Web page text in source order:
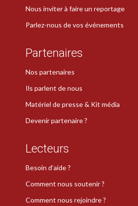
Nous inviter à faire un reportage
Parlez-nous de vos événements
Partenaires
Nos partenaires
Ils parlent de nous
Matériel de presse & Kit média
Devenir partenaire ?
Lecteurs
Besoin d’aide ?
Comment nous soutenir ?
Comment nous rejoindre ?